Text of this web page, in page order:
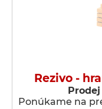
Rezivo -
Ponúkame na